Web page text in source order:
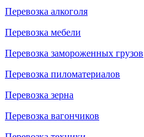
Перевозка алкоголя
Перевозка мебели
Перевозка замороженных грузов
Перевозка пиломатериалов
Перевозка зерна
Перевозка вагончиков